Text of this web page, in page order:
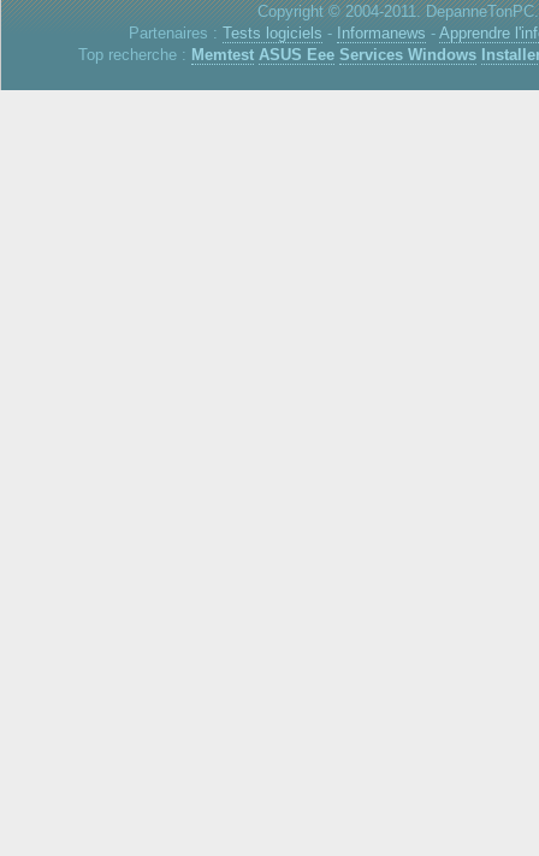
Copyright © 2004-2011.
Partenaires : Tests logiciels - Informanews - Apprendre
Top recherche : Memtest ASUS Eee Services Windows